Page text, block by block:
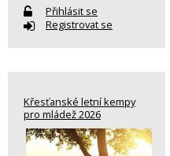
Přihlásit se
Registrovat se
Křesťanské letní kempy
pro mládež 2026